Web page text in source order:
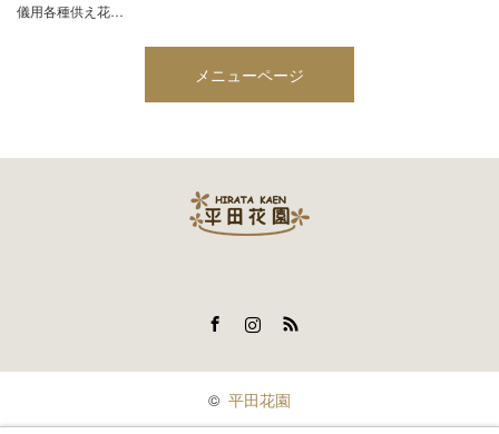
儀用各種供え花…
メニューページ
© 平田花園